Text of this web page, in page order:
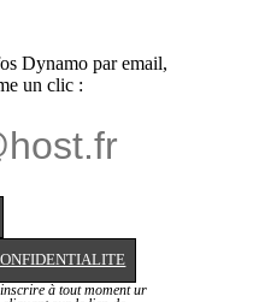
Dynamo par email,
un clic :
à tout moment ur